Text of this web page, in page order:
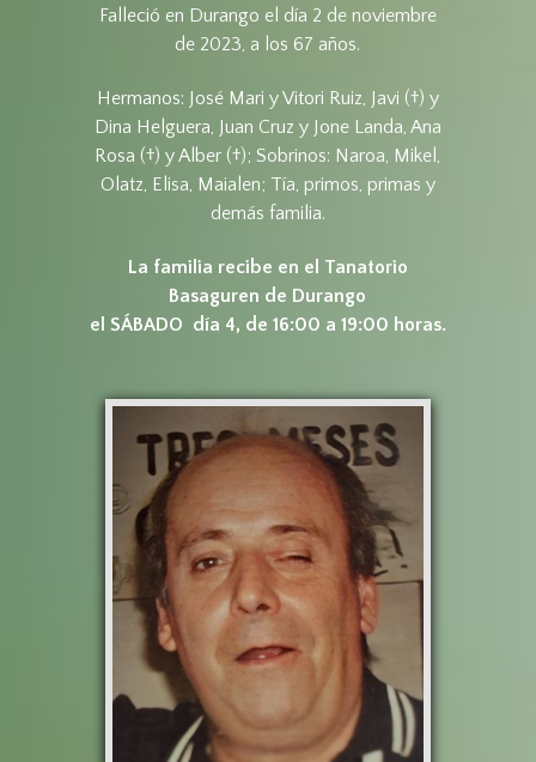
Falleció en Durango el día 2 de noviembre
de 2023, a los 67 años.
Hermanos: José Mari y Vitori Ruiz, Javi (†) y
Dina Helguera, Juan Cruz y Jone Landa, Ana
Rosa (†) y Alber (†); Sobrinos: Naroa, Mikel,
Olatz, Elisa, Maialen; Tía, primos, primas y
demás familia.
La familia recibe en el Tanatorio
Basaguren de Durango
el SÁBADO día 4, de 16:00 a 19:00 horas.